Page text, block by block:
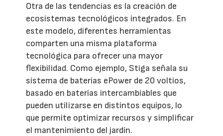
Otra de las tendencias es la creación de
ecosistemas tecnológicos integrados. En
este modelo, diferentes herramientas
comparten una misma plataforma
tecnológica para ofrecer una mayor
flexibilidad. Como ejemplo, Stiga señala su
sistema de baterías ePower de 20 voltios,
basado en baterías intercambiables que
pueden utilizarse en distintos equipos, lo
que permite optimizar recursos y simplificar
el mantenimiento del jardín.